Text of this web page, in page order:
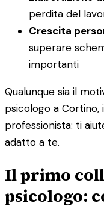
perdita del
Crescita
superare
importanti
Qualunque sia il
psicologo a
professionista: ti
adatto a te.
Il primo
psicologo: